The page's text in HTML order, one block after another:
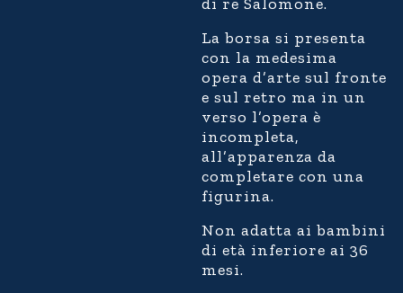
di re Salomone.
La borsa si presenta
con la medesima
opera d’arte sul fronte
e sul retro ma in un
verso l’opera è
incompleta,
all’apparenza da
completare con una
figurina.
Non adatta ai bambini
di età inferiore ai 36
mesi.